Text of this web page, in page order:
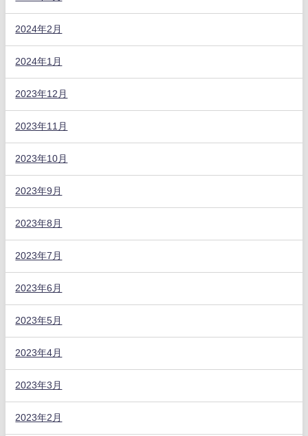
2024年2月
2024年1月
2023年12月
2023年11月
2023年10月
2023年9月
2023年8月
2023年7月
2023年6月
2023年5月
2023年4月
2023年3月
2023年2月